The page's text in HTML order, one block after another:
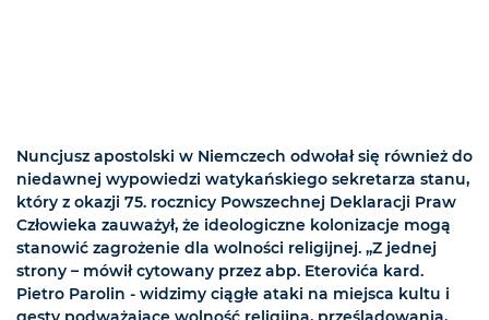
Nuncjusz apostolski w Niemczech odwołał się również do
niedawnej wypowiedzi watykańskiego sekretarza stanu,
który z okazji 75. rocznicy Powszechnej Deklaracji Praw
Człowieka zauważył, że ideologiczne kolonizacje mogą
stanowić zagrożenie dla wolności religijnej. „Z jednej
strony – mówił cytowany przez abp. Eterovića kard.
Pietro Parolin - widzimy ciągłe ataki na miejsca kultu i